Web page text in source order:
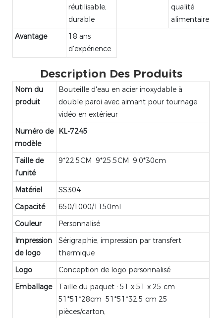
réutilisable,
durable
qualité
alimentaire
Avantage
18 ans
d'expérience
Description Des Produits
Nom du
produit
Bouteille d'eau en acier inoxydable à
double paroi avec aimant pour tournage
vidéo en extérieur
Numéro de
modèle
KL-7245
Taille de
l'unité
9*22.5CM 9*25.5CM 9.0*30cm
Matériel
SS304
Capacité
650/1000/1150ml
Couleur
Personnalisé
Impression
de logo
Sérigraphie, impression par transfert
thermique
Logo
Conception de logo personnalisé
Emballage
Taille du paquet : 51 x 51 x 25 cm
51*51*28cm 51*51*32,5 cm 25
pièces/carton,